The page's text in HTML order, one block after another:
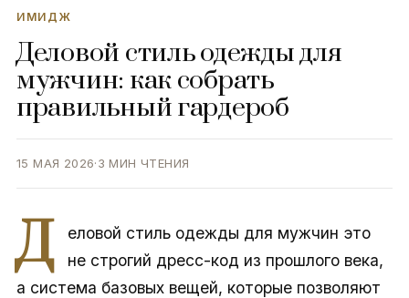
ИМИДЖ
Деловой стиль одежды для
мужчин: как собрать
правильный гардероб
15 МАЯ 2026·3 МИН ЧТЕНИЯ
Д
еловой стиль одежды для мужчин это
не строгий дресс-код из прошлого века,
а система базовых вещей, которые позволяют